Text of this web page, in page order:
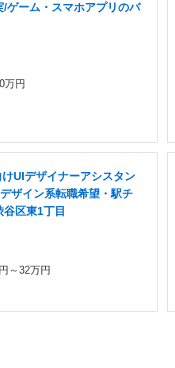
ゲーム・スマホアプリのバ
万円
けUIデザイナーアシスタン
ザイン系転職希望・駅チ
区東1丁目
～32万円